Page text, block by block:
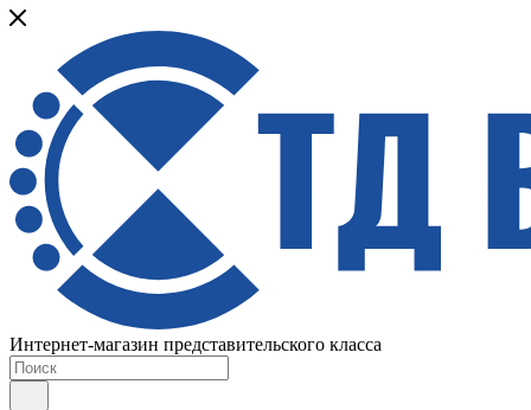
Интернет-магазин представительского класса